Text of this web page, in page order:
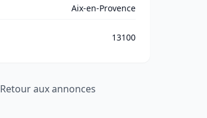
Aix-en-Provence
13100
Retour aux annonces